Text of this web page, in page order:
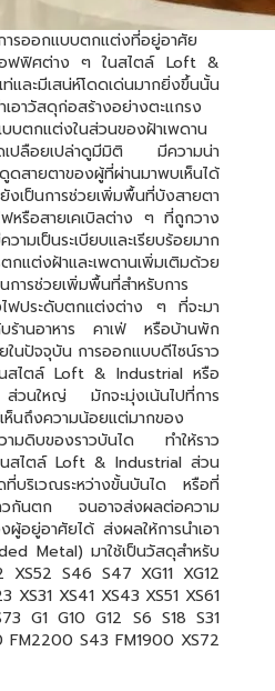
ารออกแบบตกแต่งที่อยู่อาศัย
อฟฟิศต่าง ๆ ในสไตล์ Loft &
ะมีเสน่ห์โดดเด่นมากยิ่งขึ้นนั้น
อาวัสดุก่อสร้างอย่างตะแกรง
บบตกแต่งในส่วนของฝ้าเพดาน
ดเปลือยเปล่าดูมีมิติ มีความน่า
สายตาของผู้ที่ผ่านมาพบเห็นได้
งเป็นการช่วยเพิ่มพื้นที่บังสายตา
ฟหรือสายเคเบิลต่าง ๆ ที่ถูกวาง
มเป็นระเบียบและเรียบร้อยมาก
ต่งฝ้าและเพดานเพิ่มเติมด้วย
การช่วยเพิ่มพื้นที่สำหรับการ
ไฟประดับตกแต่งต่าง ๆ ที่จะมา
บร้านอาหาร คาเฟ่ หรือบ้านพัก
นปัจจุบัน การออกแบบดีไซน์ราว
นสไตล์ Loft & Industrial หรือ
นใหญ่ มักจะมุ่งเน้นไปที่การ
ห็นถึงความน้อยแต่มากของ
วามดิบของราวบันได ทำให้ราว
นสไตล์ Loft & Industrial ส่วน
บริเวณระหว่างขั้นบันได หรือที่
าวกันตก จนอาจส่งผลต่อความ
ผู้อยู่อาศัยได้ ส่งผลให้การนำเอา
Metal) มาใช้เป็นวัสดุสำหรับ
S46 S47 XG11 XG12
XS31 XS41 XS43 XS51 XS61
G1 G10 G12 S6 S18 S31
S43 FM1900 XS72